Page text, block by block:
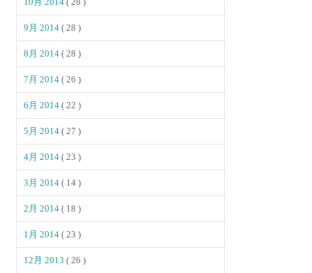
9月 2014( 28 )
8月 2014( 28 )
7月 2014( 26 )
6月 2014( 22 )
5月 2014( 27 )
4月 2014( 23 )
3月 2014( 14 )
2月 2014( 18 )
1月 2014( 23 )
12月 2013( 26 )